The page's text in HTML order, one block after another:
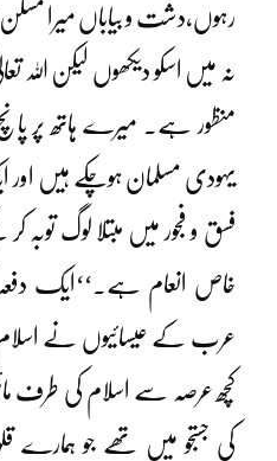
رہوں،دشت و بیاباں میرا مسکن
نہ میں اسکو دیکھوں لیکن اللہ
منظور ہے۔ میرے ہاتھ پر
یہودی مسلمان ہوچکے ہیں اور
فسق و فجور میں مبتلا لوگ توبہ کر
خاص انعام ہے۔‘‘ایک
عرب کے عیسائیوں نے اسلام
کچھ عرصہ سے اسلام کی طرف
کی جستجو میں تھے جو ہمارے